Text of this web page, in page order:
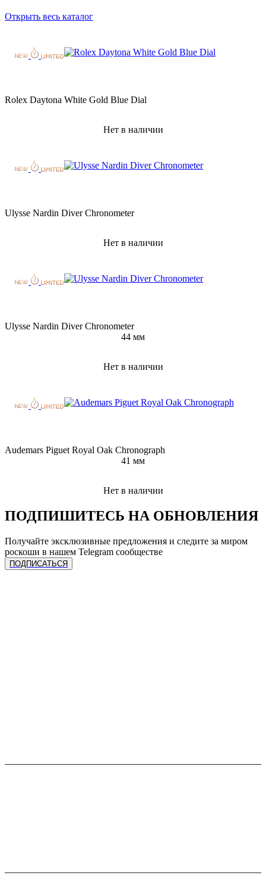
Открыть весь каталог
Rolex Daytona White Gold Blue Dial
Нет в наличии
Ulysse Nardin Diver Chronometer
Нет в наличии
Ulysse Nardin Diver Chronometer
44 мм
Нет в наличии
Audemars Piguet Royal Oak Chronograph
41 мм
Нет в наличии
ПОДПИШИТЕСЬ НА ОБНОВЛЕНИЯ
Получайте эксклюзивные предложения и следите за миром
роскоши в нашем Telegram сообществе
ПОДПИСАТЬСЯ
Политика конфиденциальности